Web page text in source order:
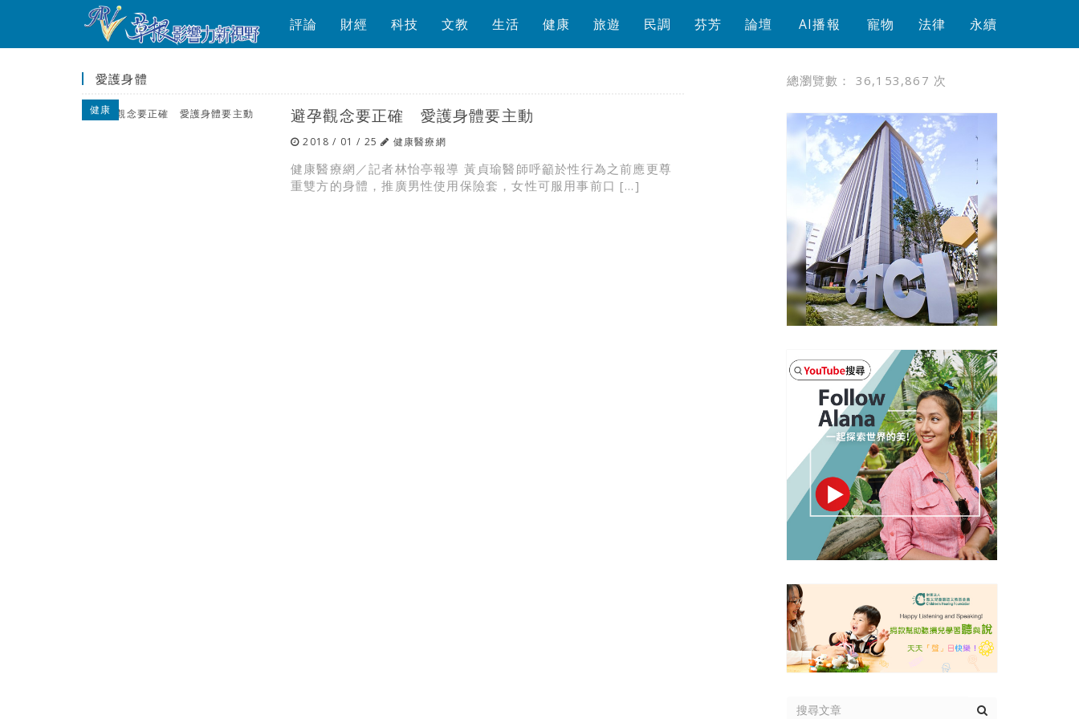
評論 財經 科技 文教 生活 健康 旅遊 民調 芬芳 論壇 AI播報 寵物 法律 永續
愛護身體
健康 避孕觀念要正確 愛護身體要主動
2018 / 01 / 25 健康醫療網
健康醫療網／記者林怡亭報導 黃貞瑜醫師呼籲於性行為之前應更尊
重雙方的身體，推廣男性使用保險套，女性可服用事前口 […]
總瀏覽數： 36,153,867 次